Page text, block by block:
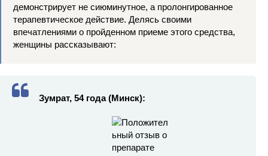
демонстрирует не сиюминутное, а пролонгированное
терапевтическое действие. Делясь своими
впечатлениями о пройденном приеме этого средства,
женщины рассказывают:
Зумрат, 54 года (Минск):